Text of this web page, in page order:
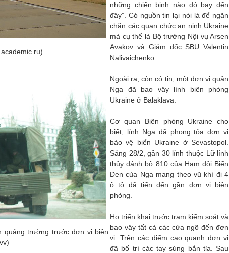
những chiến binh nào đó bay đến
đây”. Có nguồn tin lại nói là để ngăn
chặn các quan chức an ninh Ukraine
mà cụ thể là Bộ trưởng Nội vụ Arsen
Avakov và Giám đốc SBU Valentin
Nalivaichenko.
quảng trường trước đơn vị biên
Ngoài ra, còn có tin, một đơn vị quân
Nga đã bao vây lính biên phóng
Ukraine ở Balaklava.
Cơ quan Biên phòng Ukraine cho
biết, lính Nga đã phong tỏa đơn vị
bảo vệ biển Ukraine ở Sevastopol.
Sáng 28/2, gần 30 lính thuộc Lữ lính
thủy đánh bộ 810 của Hạm đội Biển
Đen của Nga mang theo vũ khí đi 4
ô tô đã tiến đến gần đơn vị biên
phòng.
Họ triển khai trước trạm kiểm soát và
bao vây tất cả các cửa ngõ đến đơn
vị. Trên các điểm cao quanh đơn vị
đã bố trí các tay súng bắn tỉa. Sau